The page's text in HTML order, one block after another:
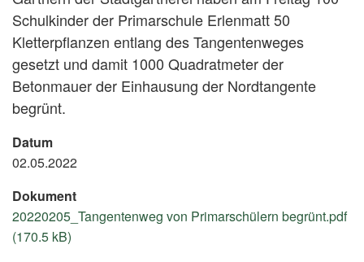
Schulkinder der Primarschule Erlenmatt 50
Kletterpflanzen entlang des Tangentenweges
gesetzt und damit 1000 Quadratmeter der
Betonmauer der Einhausung der Nordtangente
begrünt.
Datum
02.05.2022
Dokument
20220205_Tangentenweg von Primarschülern begrünt.pdf
(170.5 kB)